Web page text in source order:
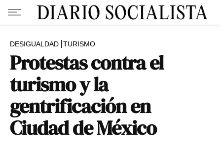
DESIGUALDAD TURISMO
Protestas contra el
turismo y la
gentrificación en
Ciudad de México